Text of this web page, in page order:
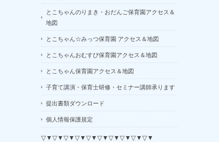
とこちゃんのりまき・おだんご保育園アクセス＆
地図
とこちゃん☆みっつ保育園 アクセス＆地図
とこちゃんおむすび保育園アクセス＆地図
とこちゃん保育園アクセス＆地図
子育て講演・保育士研修・セミナー講師承ります
提出書類ダウンロード
個人情報保護規定
▽▼▽▼▽▼▽▼▽▼▽▼▽▼▽▼▽▼▽▼